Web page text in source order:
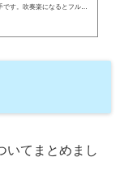
です。吹奏楽になるとフルー
ます。ご不快に感じる可能性
いてまとめまし